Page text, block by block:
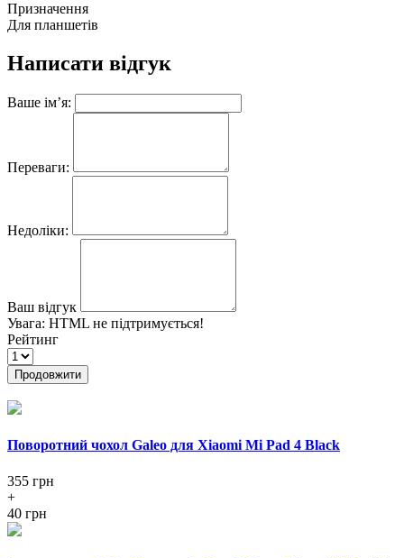
Призначення
Для планшетів
Написати відгук
Ваше ім’я:
Переваги:
Недоліки:
Ваш відгук
Увага: HTML не підтримується!
Рейтинг
Продовжити
Поворотний чохол Galeo для Xiaomi Mi Pad 4 Black
355 грн
+
40 грн